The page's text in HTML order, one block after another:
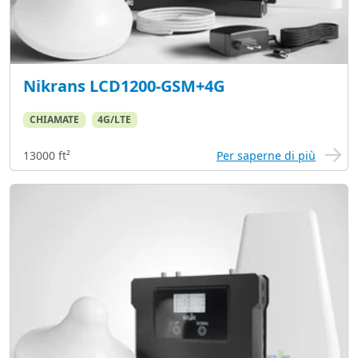
Nikrans LCD1200-GSM+4G
CHIAMATE 4G/LTE
13000 ft² Per saperne di più